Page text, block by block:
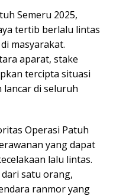
Semeru 2025,
tertib berlalu lintas
masyarakat.
aparat, stake
tercipta situasi
lancar di seluruh
Operasi Patuh
yang dapat
lalu lintas.
satu orang,
ranmor yang